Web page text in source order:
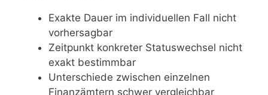
Exakte Dauer im individuellen Fall nicht
vorhersagbar
Zeitpunkt konkreter Statuswechsel nicht
exakt bestimmbar
Unterschiede zwischen einzelnen
Finanzämtern schwer vergleichbar